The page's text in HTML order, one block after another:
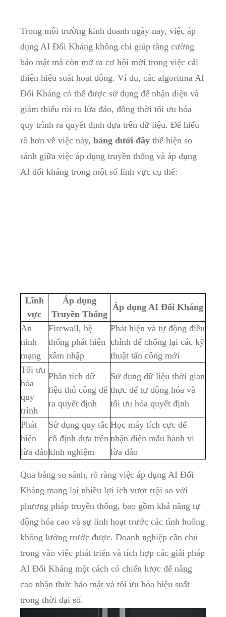
Trong môi⁤ trường kinh doanh ngày nay, việc áp
dụng AI Đối Kháng không chỉ giúp tăng ⁤cường
bảo⁣ mật mà còn mở ra cơ hội mới trong việc cải
thiện hiệu suất hoạt động. Ví dụ, các algoritma AI
Đối ⁣Kháng có thể được sử dụng để nhận diện và
giảm thiểu ‍rủi ⁣ro lừa đảo, đồng thời tối ưu⁢ hóa
quy ​trình ra quyết định dựa ‌trên dữ ⁢liệu. Để hiểu
rõ hơn về việc này, bảng ​dưới đây thể hiện‌ so
sánh giữa việc áp ‍dụng truyền thống và áp‍ dụng
AI đối kháng trong một số lĩnh vực cụ thể:
Lĩnh
⁤vực
Áp dụng
Truyền Thống
Áp dụng AI‍ Đối Kháng
An
ninh
mạng
Firewall, hệ ​
thống phát hiện
xâm nhập
Phát hiện và tự động điều
chỉnh ‌để chống lại các kỹ
thuật‌ tấn công ⁣mới
Tối ưu
hóa‍
quy
trình
Phân tích⁣ dữ
liệu thủ công để
ra quyết ⁢định
Sử dụng⁢ dữ liệu thời gian
thực để tự động​ hóa và
tối ưu hóa quyết định
Phát
hiện
lừa đảo
Sử dụng quy tắc‍
cố định dựa trên⁤
kinh nghiệm
Học⁢ máy tích cực để​
nhận diện mẫu hành ⁢vi
lừa đảo
Qua bảng so sánh, ​rõ ràng việc áp dụng AI Đối‌
Kháng mang‌ lại nhiều lợi ích vượt trội so với
phương pháp truyền thống, bao ⁣gồm khả năng tự
động hóa cao và sự linh ⁤hoạt trước các tình huống
không lường trước được. Doanh nghiệp cần chú
⁣trọng vào‌ việc phát ​triển và tích hợp các giải pháp
AI Đối Kháng một cách có chiến lược để⁢ nâng
cao nhận thức bảo mật và tối ưu ⁣hóa hiệu suất
trong thời đại số.